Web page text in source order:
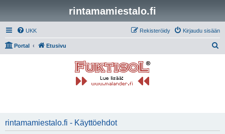
rintamamiestalo.fi
UKK Kirjaudu sisään
Rekisteröidy
Portal Etusivu
rintamamiestalo.fi - Käyttöehdot